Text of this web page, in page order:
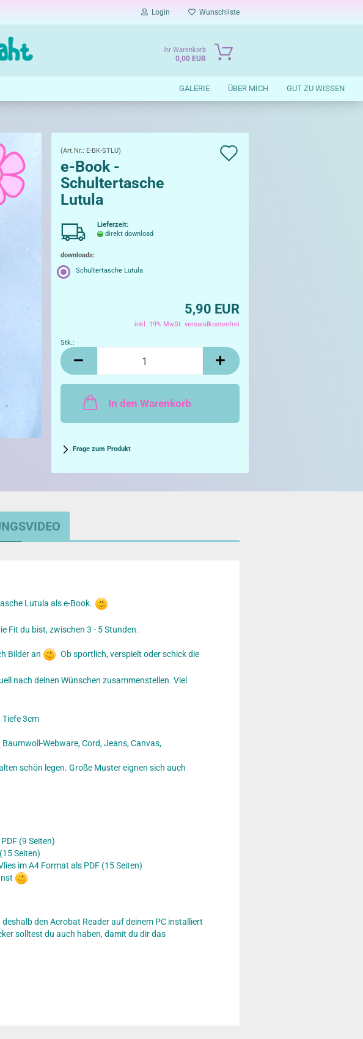
Login
Konto erstellen
Passwort vergessen?
Wunschliste
Ihr Warenkorb
0,00 EUR
GALERIE ÜBER MICH GUT ZU WISSEN
(Art.Nr.: E-BK-STLU)
e-Book -
Schultertasche
Lutula
Lieferzeit:
direkt download
downloads:
Schultertasche Lutula
5,90 EUR
inkl. 19% MwSt. versandkostenfrei
Stk.:
Stk.
In den Warenkorb
Frage zum Produkt
Lutula als e-Book.
Fit du bist, zwischen 3 - 5 Stunden.
Bilder an
Ob sportlich, verspielt oder schick die
nach deinen Wünschen zusammenstellen. Viel
Tiefe 3cm
Webware, Cord, Jeans, Canvas,
schön legen. Große Muster eignen sich auch
(9 Seiten)
Seiten)
im A4 Format als PDF (15 Seiten)
den Acrobat Reader auf deinem PC installiert
solltest du auch haben, damit du dir das